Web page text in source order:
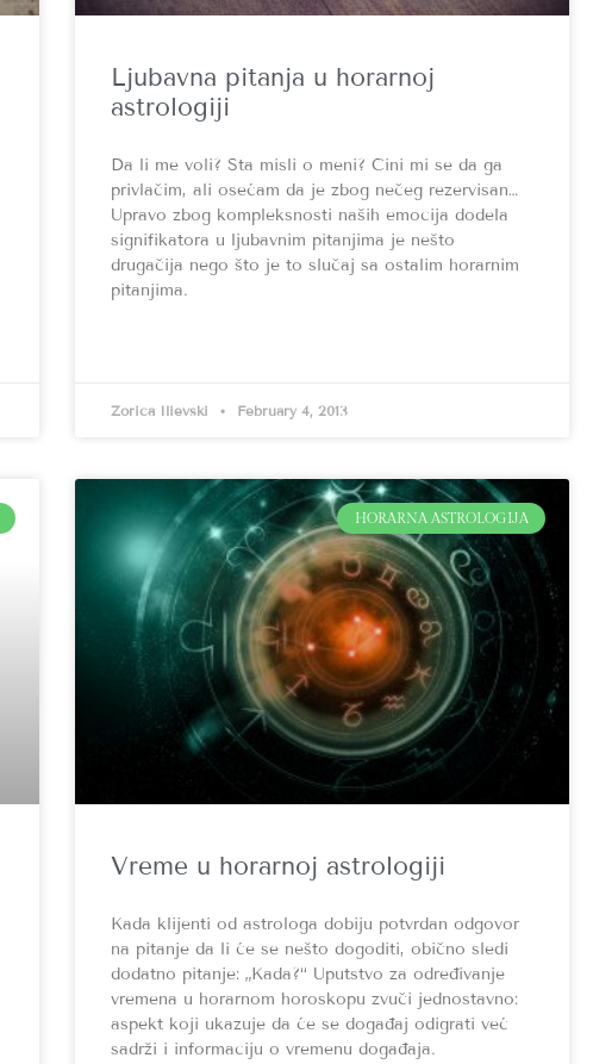
Ljubavna pitanja u horarnoj
astrologiji
Da li me voli? Šta misli o meni? Čini mi se da ga
privlačim, ali osećam da je zbog nečeg rezervisan…
Upravo zbog kompleksnosti naših emocija dodela
signifikatora u ljubavnim pitanjima je nešto
drugačija nego što je to slučaj sa ostalim horarnim
pitanjima.
Zorica Ilievski February 4, 2013
HORARNA ASTROLOGIJA
Vreme u horarnoj astrologiji
Kada klijenti od astrologa dobiju potvrdan odgovor
na pitanje da li će se nešto dogoditi, obično sledi
dodatno pitanje: „Kada?“ Uputstvo za određivanje
vremena u horarnom horoskopu zvuči jednostavno:
aspekt koji ukazuje da će se događaj odigrati već
sadrži i informaciju o vremenu događaja.